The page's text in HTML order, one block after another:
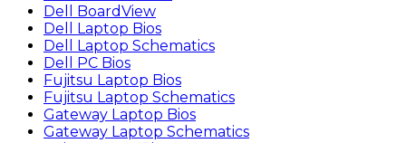
Dell BoardView
Dell Laptop Bios
Dell Laptop Schematics
Dell PC Bios
Fujitsu Laptop Bios
Fujitsu Laptop Schematics
Gateway Laptop Bios
Gateway Laptop Schematics